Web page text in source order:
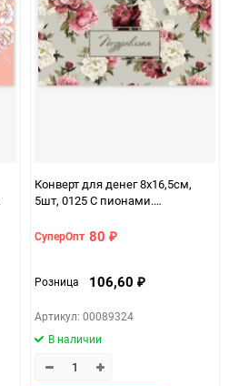
Конверт для денег 8х16,5см,
5шт, 0125 С пионами.
СуперОпт 80 ₽
Розница 106,60 ₽
Артикул: 00089324
В наличии